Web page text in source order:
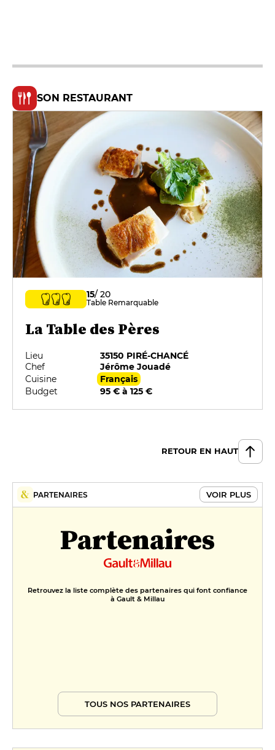
SON RESTAURANT
15/ 20
Table Remarquable
La Table des Pères
Lieu
35150 PIRÉ-CHANCÉ
Chef
Jérôme Jouadé
Cuisine
Français
Budget
95 € à 125 €
RETOUR EN HAUT
PARTENAIRES VOIR PLUS
Partenaires
Retrouvez la liste complète des partenaires qui font confiance
à Gault & Millau
TOUS NOS PARTENAIRES